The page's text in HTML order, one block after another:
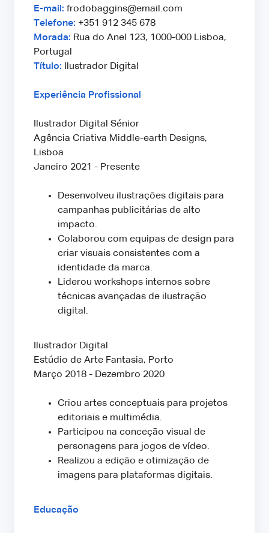
E-mail: frodobaggins@email.com
Telefone: +351 912 345 678
Morada: Rua do Anel 123, 1000-000 Lisboa,
Portugal
Título: Ilustrador Digital
Experiência Profissional
Ilustrador Digital Sénior
Agência Criativa Middle-earth Designs,
Lisboa
Janeiro 2021 - Presente
Desenvolveu ilustrações digitais para
campanhas publicitárias de alto
impacto.
Colaborou com equipas de design para
criar visuais consistentes com a
identidade da marca.
Liderou workshops internos sobre
técnicas avançadas de ilustração
digital.
Ilustrador Digital
Estúdio de Arte Fantasia, Porto
Março 2018 - Dezembro 2020
Criou artes conceptuais para projetos
editoriais e multimédia.
Participou na conceção visual de
personagens para jogos de vídeo.
Realizou a edição e otimização de
imagens para plataformas digitais.
Educação